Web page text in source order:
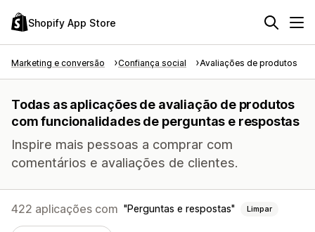
Shopify App Store
Marketing e conversão Confiança social Avaliações de produtos
Todas as aplicações de avaliação de produtos
com funcionalidades de perguntas e respostas
Inspire mais pessoas a comprar com
comentários e avaliações de clientes.
422 aplicações com Perguntas e respostas Limpar